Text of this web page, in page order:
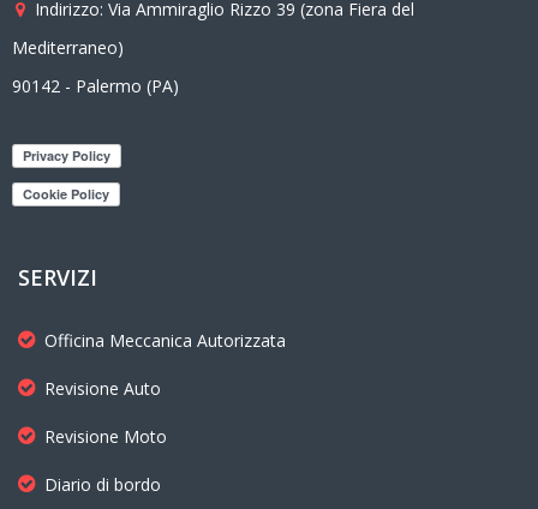
Indirizzo: Via Ammiraglio Rizzo 39 (zona Fiera del
Mediterraneo)
90142 - Palermo (PA)
SERVIZI
Officina Meccanica Autorizzata
Revisione Auto
Revisione Moto
Diario di bordo